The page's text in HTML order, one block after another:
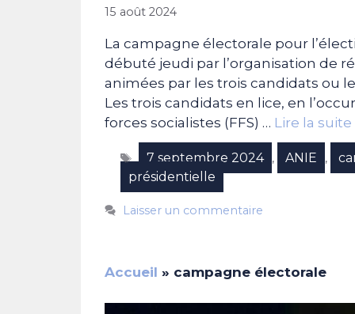
15 août 2024
La campagne électorale pour
débuté jeudi par l’organisation de
animées par les trois candidats ou
Les trois candidats en lice, en
forces socialistes (FFS) … Lire la suite
Étiquettes
7 septembre 2024 , ANIE ,
présidentielle
Laisser un commentaire
Accueil » campagne électorale